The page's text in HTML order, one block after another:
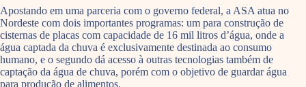
Apostando em uma parceria com o governo federal, a ASA atua no
Nordeste com dois importantes programas: um para construção de
cisternas de placas com capacidade de 16 mil litros d’água, onde a
água captada da chuva é exclusivamente destinada ao consumo
humano, e o segundo dá acesso à outras tecnologias também de
captação da água de chuva, porém com o objetivo de guardar água
para produção de alimentos.